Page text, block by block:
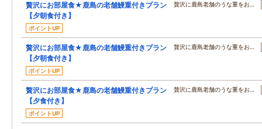
贅沢にお部屋食★鹿島の老舗鰻重付きプラン
【夕朝食付き】
ポイントUP
贅沢に鹿島老舗のうな重をお…
贅沢にお部屋食★鹿島の老舗鰻重付きプラン
【夕朝食付き】
ポイントUP
贅沢に鹿島老舗のうな重をお…
贅沢にお部屋食★鹿島の老舗鰻重付きプラン
【夕食付き】
ポイントUP
贅沢に鹿島老舗のうな重をお…